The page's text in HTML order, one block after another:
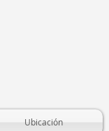
Ubicación